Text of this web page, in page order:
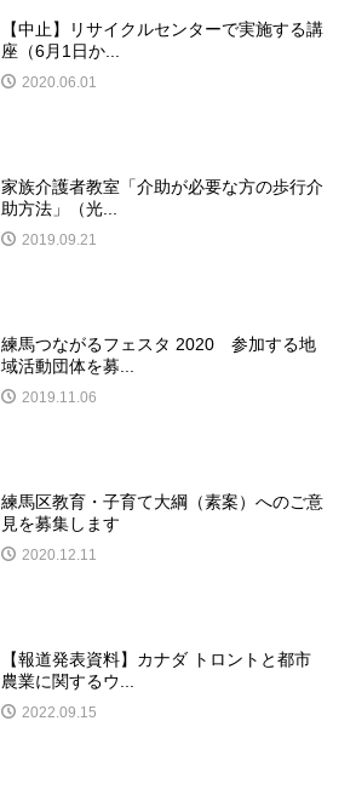
【中止】リサイクルセンターで実施する講
座（6月1日か...
2020.06.01
家族介護者教室「介助が必要な方の歩行介
助方法」（光...
2019.09.21
練馬つながるフェスタ 2020 参加する地
域活動団体を募...
2019.11.06
練馬区教育・子育て大綱（素案）へのご意
見を募集します
2020.12.11
【報道発表資料】カナダ トロントと都市
農業に関するウ...
2022.09.15